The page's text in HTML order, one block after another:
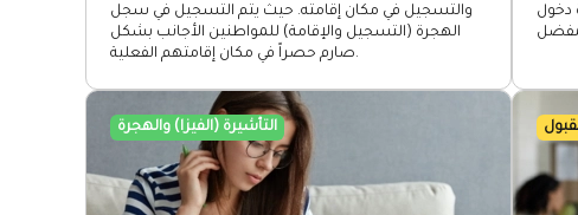
والتسجيل في مكان إقامته. حيث يتم التسجيل في سجل
الهجرة (التسجيل والإقامة) للمواطنين الأجانب بشكل
صارم حصراً في مكان إقامتهم الفعلية.
دخول
التأشيرة (الفيزا) والهجرة